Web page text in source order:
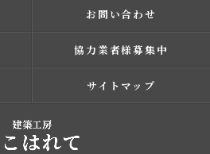
お問い合わせ
協力業者様募集中
サイトマップ